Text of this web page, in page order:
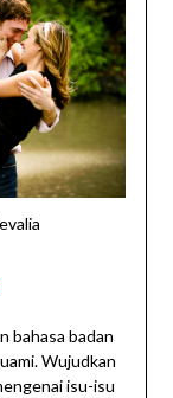
bahasa badan
Wujudkan
isu-isu